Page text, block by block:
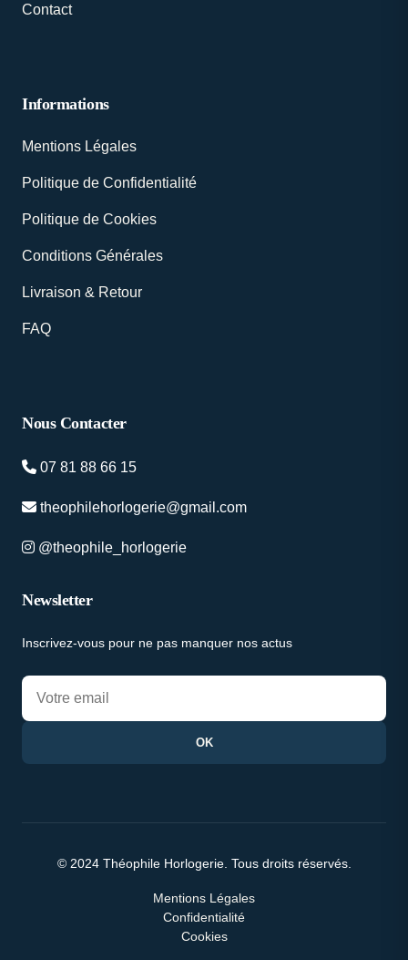
Contact
Informations
Mentions Légales
Politique de Confidentialité
Politique de Cookies
Conditions Générales
Livraison & Retour
FAQ
Nous Contacter
07 81 88 66 15
theophilehorlogerie@gmail.com
@theophile_horlogerie
Newsletter
Inscrivez-vous pour ne pas manquer nos actus
OK
© 2024 Théophile Horlogerie. Tous droits réservés.
Mentions Légales
Confidentialité
Cookies